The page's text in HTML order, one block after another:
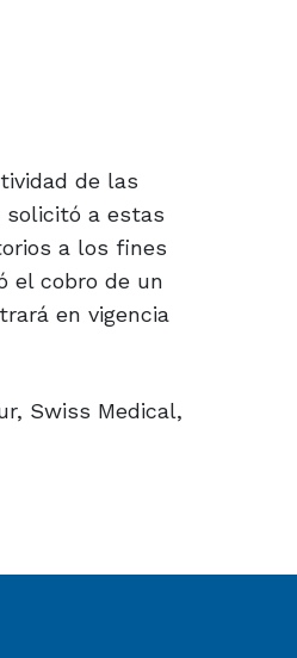
de las
solicitó a estas
a los fines
el cobro de un
en vigencia
Swiss Medical,